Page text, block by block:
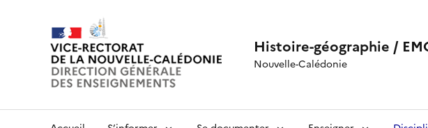
Histoire-géographie /
Nouvelle-Calédonie